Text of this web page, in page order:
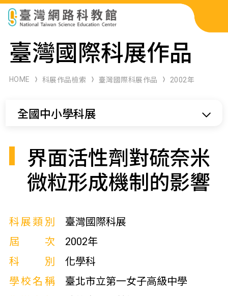
科展作品檢索
科學研習月刊
臺灣國際科展作品
HOME 科展作品檢索 臺灣國際科展作品 2002年
全國中小學科展
界面活性劑對硫奈米
微粒形成機制的影響
科展類別
臺灣國際科展
屆次
2002年
科別
化學科
學校名稱
臺北市立第一女子高級中學